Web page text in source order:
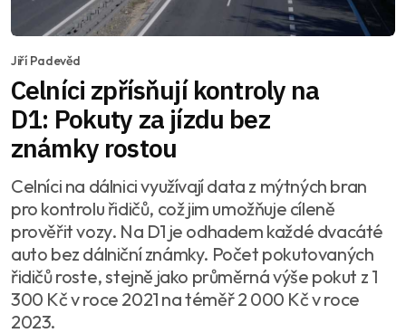
Jiří Padevěd
Celníci zpřísňují kontroly na
D1: Pokuty za jízdu bez
známky rostou
Celníci na dálnici využívají data z mýtných bran
pro kontrolu řidičů, což jim umožňuje cíleně
prověřit vozy. Na D1 je odhadem každé dvacáté
auto bez dálniční známky. Počet pokutovaných
řidičů roste, stejně jako průměrná výše pokut z 1
300 Kč v roce 2021 na téměř 2 000 Kč v roce
2023.